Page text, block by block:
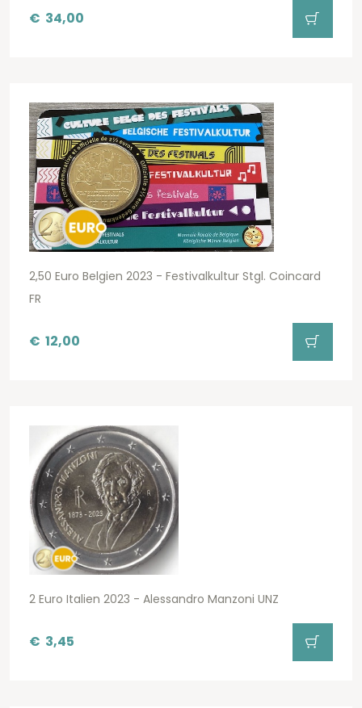
€ 34,00
2,50 Euro Belgien 2023 - Festivalkultur Stgl. Coincard
FR
€ 12,00
2 Euro Italien 2023 - Alessandro Manzoni UNZ
€ 3,45